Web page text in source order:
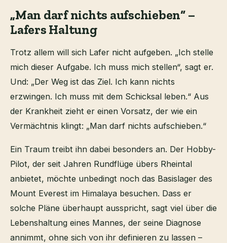
„Man darf nichts aufschieben“ –
Lafers Haltung
Trotz allem will sich Lafer nicht aufgeben. „Ich stelle
mich dieser Aufgabe. Ich muss mich stellen“, sagt er.
Und: „Der Weg ist das Ziel. Ich kann nichts
erzwingen. Ich muss mit dem Schicksal leben.“ Aus
der Krankheit zieht er einen Vorsatz, der wie ein
Vermächtnis klingt: „Man darf nichts aufschieben.“
Ein Traum treibt ihn dabei besonders an. Der Hobby-
Pilot, der seit Jahren Rundflüge übers Rheintal
anbietet, möchte unbedingt noch das Basislager des
Mount Everest im Himalaya besuchen. Dass er
solche Pläne überhaupt ausspricht, sagt viel über die
Lebenshaltung eines Mannes, der seine Diagnose
annimmt, ohne sich von ihr definieren zu lassen –